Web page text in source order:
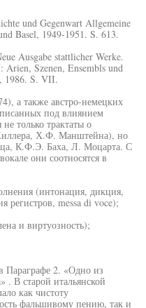
und Gegenwart Allgemeine
Basel, 1949-1951. S. 613.
Ausgabe stattlicher Werke.
Szenen, Ensembls und
1986. S. VII.
а также австро-немецких
под влиянием
только трактаты о
Х.Ф. Манштейна), но
К.Ф.Э. Баха, Л. Моцарта. С
они соотносятся в
(интонация, дикция,
регистров, messa di voce);
и виртуозность);
Параграфе 2. «Одно из
. В старой итальянской
как чистоту
фальшивому пению, так и